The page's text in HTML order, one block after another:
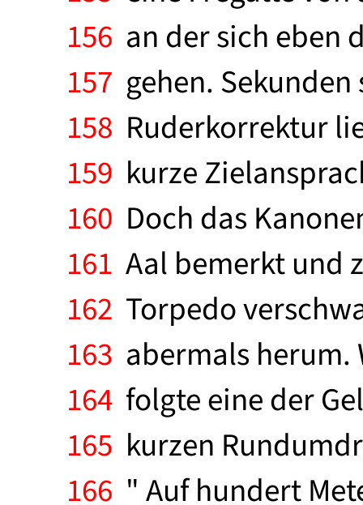
156 an der sich eben
157 gehen.
158 Ruderkorrektur
159 kurze
160 Doch das
161 Aal bemerkt und
162 Torpedo
163 abermals herum.
164 folgte eine der
165 kurzen
166 " Auf hundert